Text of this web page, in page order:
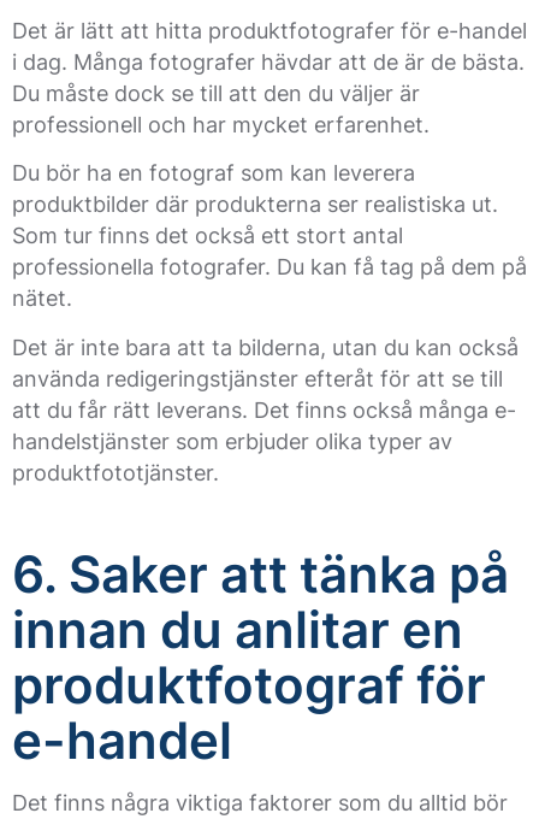
Det är lätt att hitta produktfotografer för e-handel
i dag. Många fotografer hävdar att de är de bästa.
Du måste dock se till att den du väljer är
professionell och har mycket erfarenhet.
Du bör ha en fotograf som kan leverera
produktbilder där produkterna ser realistiska ut.
Som tur finns det också ett stort antal
professionella fotografer. Du kan få tag på dem på
nätet.
Det är inte bara att ta bilderna, utan du kan också
använda redigeringstjänster efteråt för att se till
att du får rätt leverans. Det finns också många e-
handelstjänster som erbjuder olika typer av
produktfototjänster.
6. Saker att tänka på
innan du anlitar en
produktfotograf för
e-handel
Det finns några viktiga faktorer som du alltid bör